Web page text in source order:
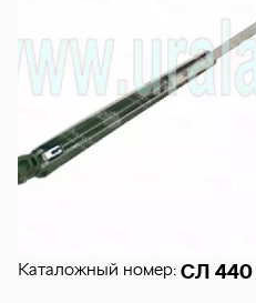
Каталожный номер: СЛ